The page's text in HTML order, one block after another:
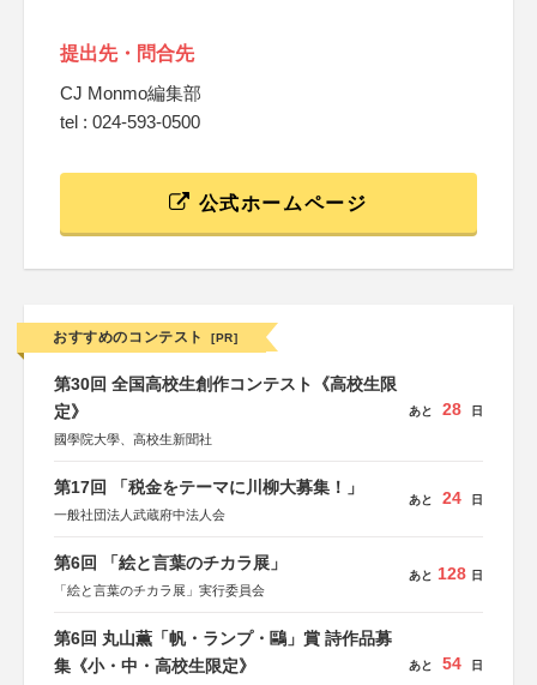
提出先・問合先
CJ Monmo編集部
tel : 024-593-0500
公式ホームページ
おすすめのコンテスト [PR]
第30回 全国高校生創作コンテスト《高校生限
定》
國學院大學、高校生新聞社
あと 28 日
第17回 「税金をテーマに川柳大募集！」
一般社団法人武蔵府中法人会
あと 24 日
第6回 「絵と言葉のチカラ展」
「絵と言葉のチカラ展」実行委員会
あと 128 日
第6回 丸山薫「帆・ランプ・鷗」賞 詩作品募
集《小・中・高校生限定》
あと 54 日